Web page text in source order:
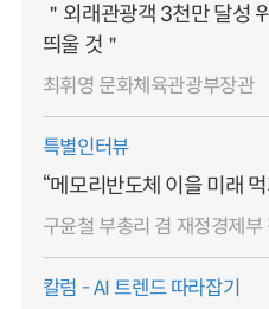
＂외래관광객 3천만 달성
띄울 것＂
최휘영 문화체육관광부장관
특별인터뷰
“메모리반도체 이을 미래
구윤철 부총리 겸 재정경제부
칼럼 - AI 트렌드 따라잡기